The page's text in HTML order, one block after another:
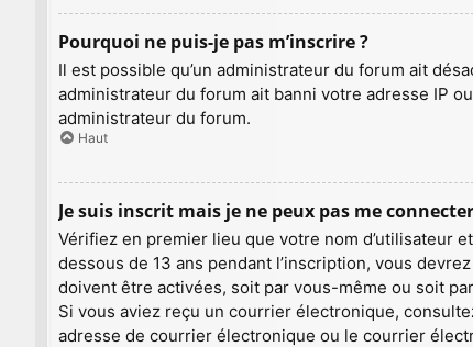
Pourquoi ne puis-je pas m’inscrire ?
Il est possible qu’un administrateur du forum ait
administrateur du forum ait banni votre adresse IP
administrateur du forum.
Haut
Je suis inscrit mais je ne peux pas me
Vérifiez en premier lieu que votre nom d’utilisateur
dessous de 13 ans pendant l’inscription, vous
doivent être activées, soit par vous-même ou soit
Si vous aviez reçu un courrier électronique,
adresse de courrier électronique ou le courrier